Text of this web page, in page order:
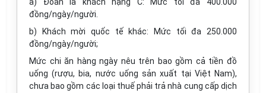
đồng/ngày/người.
b) Khách mời quốc tế khác: Mức tối đa 250.000
đồng/ngày/người;
Mức chi ăn hàng ngày nêu trên bao gồm cả tiền đồ
uống (rượu, bia, nước uống sản xuất tại Việt Nam),
chưa bao gồm các loại thuế phải trả nhà cung cấp dịch